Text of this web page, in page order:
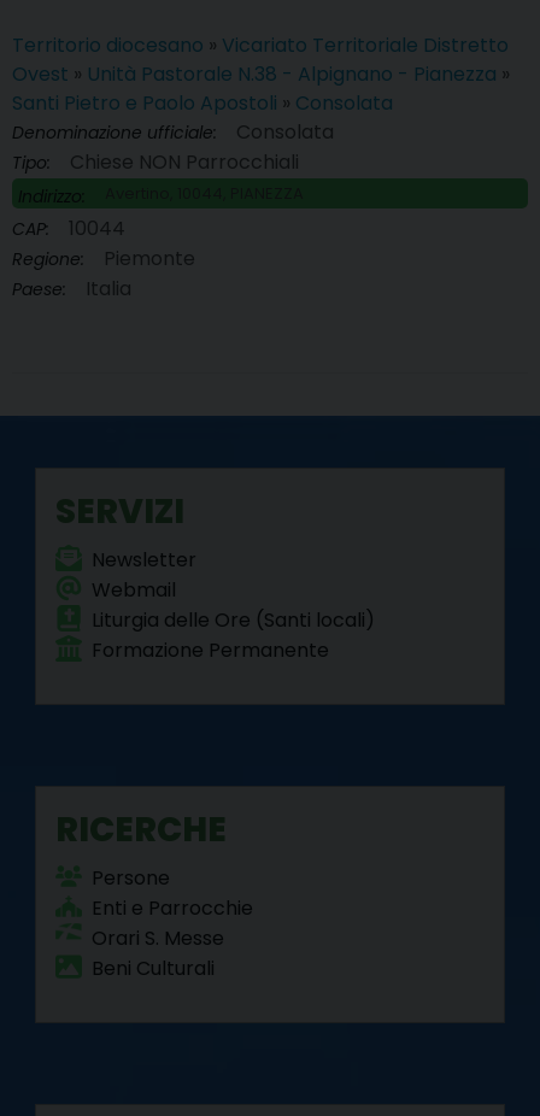
Territorio diocesano » Vicariato Territoriale Distretto
Ovest » Unità Pastorale N.38 - Alpignano - Pianezza »
Santi Pietro e Paolo Apostoli » Consolata
Denominazione ufficiale: Consolata
Tipo: Chiese NON Parrocchiali
Indirizzo:
CAP: 10044
Regione: Piemonte
Paese: Italia
SERVIZI
Newsletter
Webmail
Liturgia delle Ore (Santi locali)
Formazione Permanente
RICERCHE
Persone
Enti e Parrocchie
Orari S. Messe
Beni Culturali